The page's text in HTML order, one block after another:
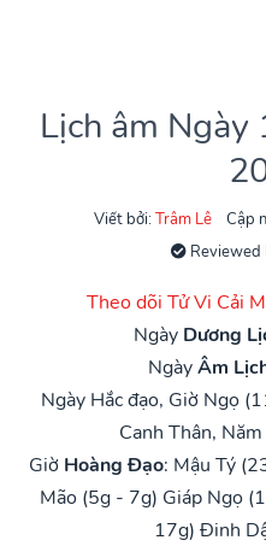
Lịch âm Ngày
Viết bởi: Trâm Lê
Cập
Reviewed
Theo dõi Tử Vi Cải
Ngày Dương
NgàyÂm
Ngày Hắc đạo, Giờ Ngọ
Canh Thân,
Giờ Hoàng Đạo: Mậu Tý
Mão (5g - 7g) Giáp Ngọ
17g) Đinh